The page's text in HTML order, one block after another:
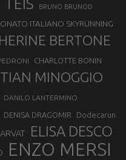
BRUNO BRUNOD
ITALIANO SKYRUNNING
BERTONE
CHARLOTTE BONIN
MINOGGIO
DANILO LANTERMINO
DENISA DRAGOMIR Dodecarun
ELISA DESCO
ENZO MERSI